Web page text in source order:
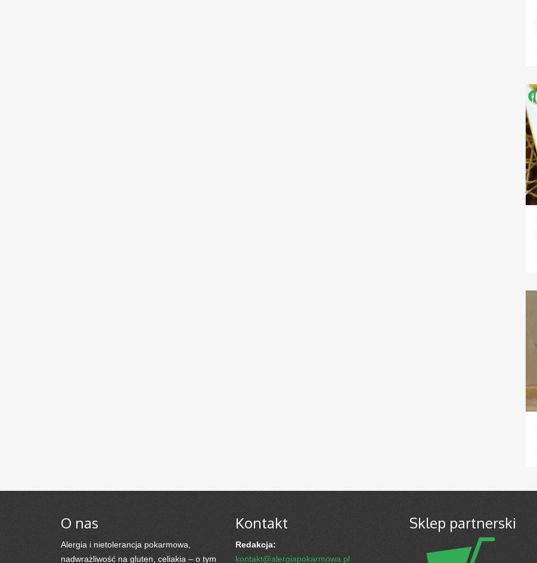
O nas
Alergia i nietolerancja pokarmowa,
nadwrażliwość na gluten, celiakia – o tym
Kontakt
Redakcja:
kontakt@alergiapokarmowa.pl
Sklep partnerski